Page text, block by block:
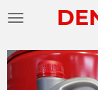
Ga
naar
de
hoofdinhoud